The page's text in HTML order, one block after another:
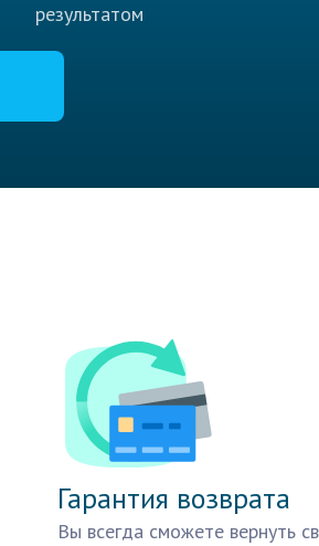
результатом
Гарантия возврата
Вы всегда сможете вернуть